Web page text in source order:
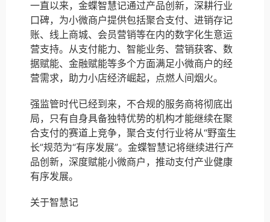
一直以来，金蝶智慧记通过产品创新，深耕行业
口碑，为小微商户提供包括聚合支付、进销存记
账、线上商城、会员营销等在内的数字化生意运
营支持。从支付能力、智能业务、营销获客、数
据赋能、金融赋能等多个方面满足小微商户的经
营需求，助力小店经济崛起，点燃人间烟火。
强监管时代已经到来，不合规的服务商将彻底出
局，只有自身具备独特优势的机构才能继续在聚
合支付的赛道上竞争，聚合支付行业将从“野蛮生
长”规范为“有序发展”。金蝶智慧记将继续进行产
品创新，深度赋能小微商户，推动支付产业健康
有序发展。
关于智慧记